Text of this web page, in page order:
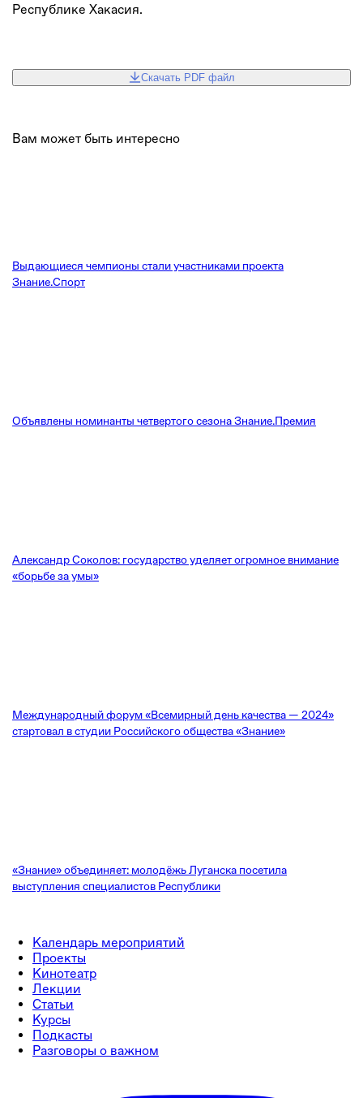
Республике Хакасия.
Скачать PDF файл
Вам может быть интересно
Выдающиеся чемпионы стали участниками проекта
Знание.Спорт
Объявлены номинанты четвертого сезона Знание.Премия
Александр Соколов: государство уделяет огромное внимание
«борьбе за умы»
Международный форум «Всемирный день качества — 2024»
стартовал в студии Российского общества «Знание»
«Знание» объединяет: молодёжь Луганска посетила
выступления специалистов Республики
Календарь мероприятий
Проекты
Кинотеатр
Лекции
Статьи
Курсы
Подкасты
Разговоры о важном